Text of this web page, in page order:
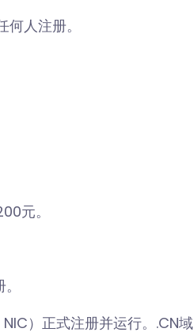
人注册。
元。
）正式注册并运行。.CN域